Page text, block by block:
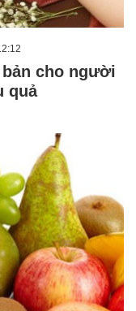
cho người
quả